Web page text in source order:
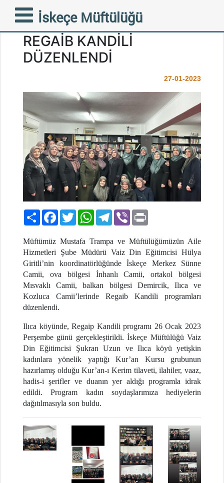
İskeçe Müftülüğü
ILICA KÖYÜNDE
KADINLARA YÖNELİK
REGAİB KANDİLİ
DÜZENLENDİ
27-01-2023
PaylaşFacebook
TwitterWhatsAppTelegram
Viber
Müftümüz Mustafa Trampa ve Müftülüğümüzün Aile
Hizmetleri Şube Müdürü Vaiz Din Eğitimcisi Hülya
Giritli’nin koordinatörlüğünde İskeçe Merkez Sünne
Camii, ova bölgesi İnhanlı Camii, ortakol bölgesi
Mısvaklı Camii, balkan bölgesi Demircik, Ilıca ve
Kozluca Camii’lerinde Regaib Kandili programları
düzenlendi.
Ilıca köyünde, Regaip Kandili programı 26 Ocak 2023
Perşembe günü gerçekleştirildi. İskeçe Müftülüğü Vaiz
Din Eğitimcisi Şukran Uzun ve Ilıca köyü yetişkin
kadınlara yönelik yaptığı Kur’an Kursu grubunun
hazırlamış olduğu Kur’an-ı Kerim tilaveti, ilahiler, vaaz,
hadis-i şerifler ve duanın yer aldığı programla idrak
edildi. Program kadın soydaşlarımıza hediyelerin
dağıtılmasıyla son buldu.